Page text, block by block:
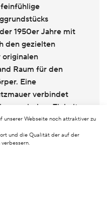
unserer Webseite noch attraktiver zu
und die Qualität der auf der
1950er Jahre mit
den gezielten
originalen
Raum für den
Eine
verbindet
Einheit.